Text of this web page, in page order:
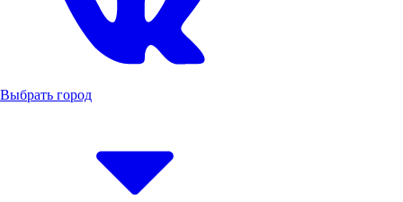
Выбрать город